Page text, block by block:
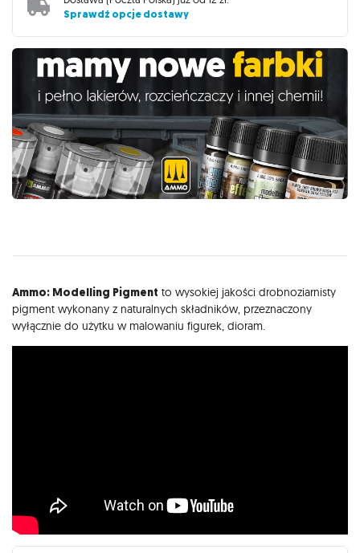
Sprawdź opcje dostawy
Opis
Ammo: Modelling Pigment to wysokiej jakości drobnoziarnisty
pigment wykonany z naturalnych składników, przeznaczony
wyłącznie do użytku w malowaniu figurek, dioram.